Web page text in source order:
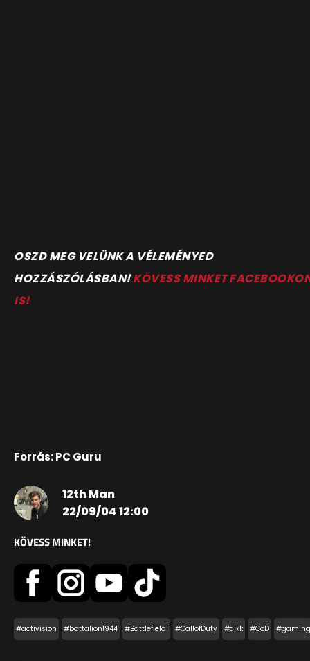
OSZD MEG VELÜNK A VÉLEMÉNYED
HOZZÁSZÓLÁSBAN!KÖVESS MINKET
IS!
Forrás: PC Guru
12th Man
22/09/04 12:00
KÖVESS MINKET!
#activision #battalion1944 #Battlefield1 #CallofDuty #cikk #CoD #gaming